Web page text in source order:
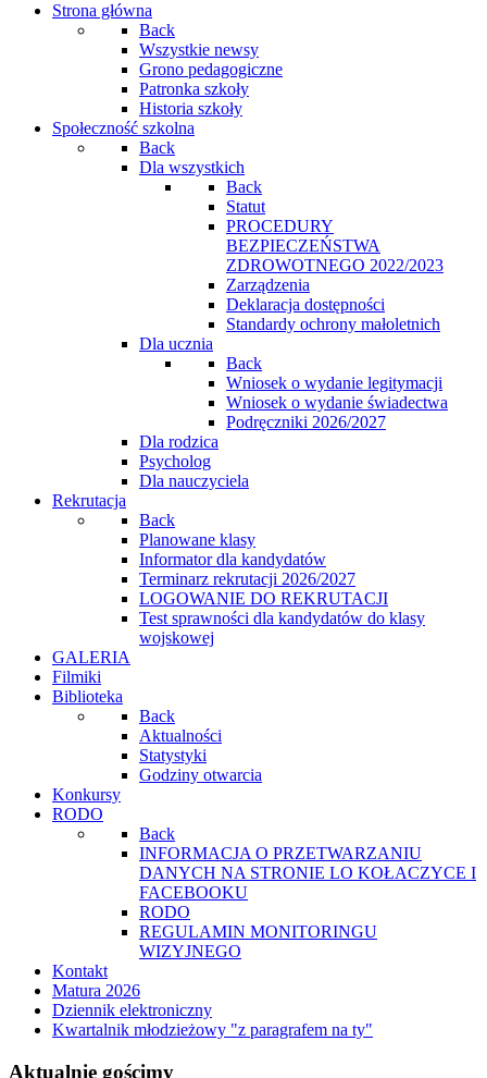
Strona główna
Back
Wszystkie newsy
Grono pedagogiczne
Patronka szkoły
Historia szkoły
Społeczność szkolna
Back
Dla wszystkich
Back
Statut
PROCEDURY
BEZPIECZEŃSTWA
ZDROWOTNEGO 2022/2023
Zarządzenia
Deklaracja dostępności
Standardy ochrony małoletnich
Dla ucznia
Back
Wniosek o wydanie legitymacji
Wniosek o wydanie świadectwa
Podręczniki 2026/2027
Dla rodzica
Psycholog
Dla nauczyciela
Rekrutacja
Back
Planowane klasy
Informator dla kandydatów
Terminarz rekrutacji 2026/2027
LOGOWANIE DO REKRUTACJI
Test sprawności dla kandydatów do klasy
wojskowej
GALERIA
Filmiki
Biblioteka
Back
Aktualności
Statystyki
Godziny otwarcia
Konkursy
RODO
Back
INFORMACJA O PRZETWARZANIU
DANYCH NA STRONIE LO KOŁACZYCE I
FACEBOOKU
RODO
REGULAMIN MONITORINGU
WIZYJNEGO
Kontakt
Matura 2026
Dziennik elektroniczny
Kwartalnik młodzieżowy "z paragrafem na ty"
Aktualnie gościmy